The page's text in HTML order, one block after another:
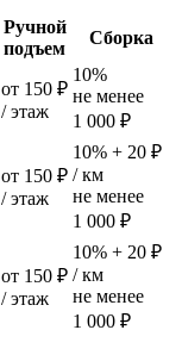
Ручной
подъем
Сборка
от 150 ₽
/ этаж
10%
не менее
1 000 ₽
от 150 ₽
/ этаж
10% + 20 ₽
/ км
не менее
1 000 ₽
от 150 ₽
/ этаж
10% + 20 ₽
/ км
не менее
1 000 ₽